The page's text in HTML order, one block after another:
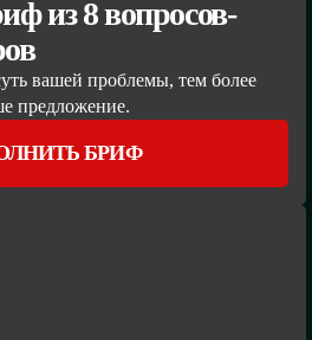
из 8 вопросов-
вашей проблемы, тем более
предложение.
БРИФ